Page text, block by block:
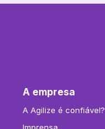
A empresa
A Agilize é confiável?